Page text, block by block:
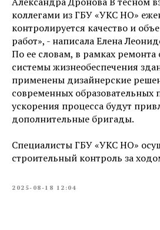
коллегами из ГБУ «УКС НО»
контролируется качество и
работ», - написала Елена
По ее словам, в рамках ремонта
системы жизнеобеспечения
применены дизайнерские
современных образовательных
ускорения процесса будут
дополнительные бригады.
Специалисты ГБУ «УКС НО»
строительный контроль за
2025-08-18 12:04